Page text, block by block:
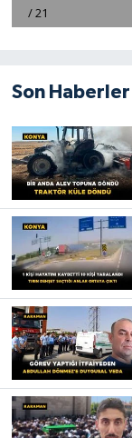
Son Haberler